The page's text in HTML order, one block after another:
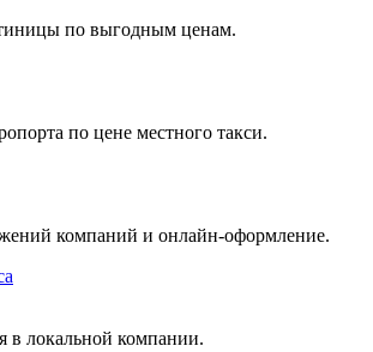
по выгодным ценам.
по цене местного такси.
компаний и онлайн-оформление.
в локальной компании.